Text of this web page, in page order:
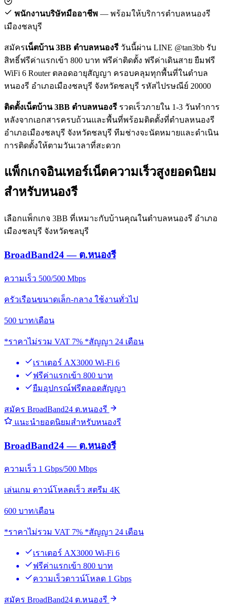
พนักงานบริษัทมืออาชีพ — พร้อมให้บริการตำบลหนองรี
เมืองชลบุรี
สมัครเน็ตบ้าน 3BB ตำบลหนองรี วันนี้ผ่าน LINE @tan3bb รับ
สิทธิ์ฟรีค่าแรกเข้า 800 บาท ฟรีค่าติดตั้ง ฟรีค่าเดินสาย ยืมฟรี
WiFi 6 Router ตลอดอายุสัญญา ครอบคลุมทุกพื้นที่ในตำบล
หนองรี อำเภอเมืองชลบุรี จังหวัดชลบุรี รหัสไปรษณีย์ 20000
ติดตั้งเน็ตบ้าน 3BB ตำบลหนองรี รวดเร็วภายใน 1-3 วันทำการ
หลังจากเอกสารครบถ้วนและพื้นที่พร้อมติดตั้งที่ตำบลหนองรี
อำเภอเมืองชลบุรี จังหวัดชลบุรี ทีมช่างจะนัดหมายและดำเนิน
การติดตั้งให้ตามวันเวลาที่สะดวก
แพ็กเกจอินเทอร์เน็ตความเร็วสูงยอดนิยม
สำหรับหนองรี
เลือกแพ็กเกจ 3BB ที่เหมาะกับบ้านคุณในตำบลหนองรี อำเภอ
เมืองชลบุรี จังหวัดชลบุรี
BroadBand24 — ต.หนองรี
ความเร็ว 500/500 Mbps
ครัวเรือนขนาดเล็ก-กลาง ใช้งานทั่วไป
500 บาท/เดือน
*ราคาไม่รวม VAT 7% *สัญญา 24 เดือน
เราเตอร์ AX3000 Wi-Fi 6
ฟรีค่าแรกเข้า 800 บาท
ยืมอุปกรณ์ฟรีตลอดสัญญา
สมัคร BroadBand24 ต.หนองรี
แนะนำยอดนิยมสำหรับหนองรี
BroadBand24 — ต.หนองรี
ความเร็ว 1 Gbps/500 Mbps
เล่นเกม ดาวน์โหลดเร็ว สตรีม 4K
600 บาท/เดือน
*ราคาไม่รวม VAT 7% *สัญญา 24 เดือน
เราเตอร์ AX3000 Wi-Fi 6
ฟรีค่าแรกเข้า 800 บาท
ความเร็วดาวน์โหลด 1 Gbps
สมัคร BroadBand24 ต.หนองรี